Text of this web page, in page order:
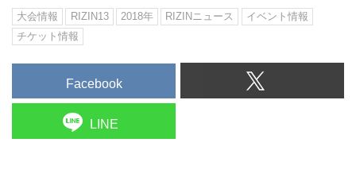
大会情報 RIZIN13 2018年 RIZINニュース
イベント情報
チケット情報
Facebook
LINE